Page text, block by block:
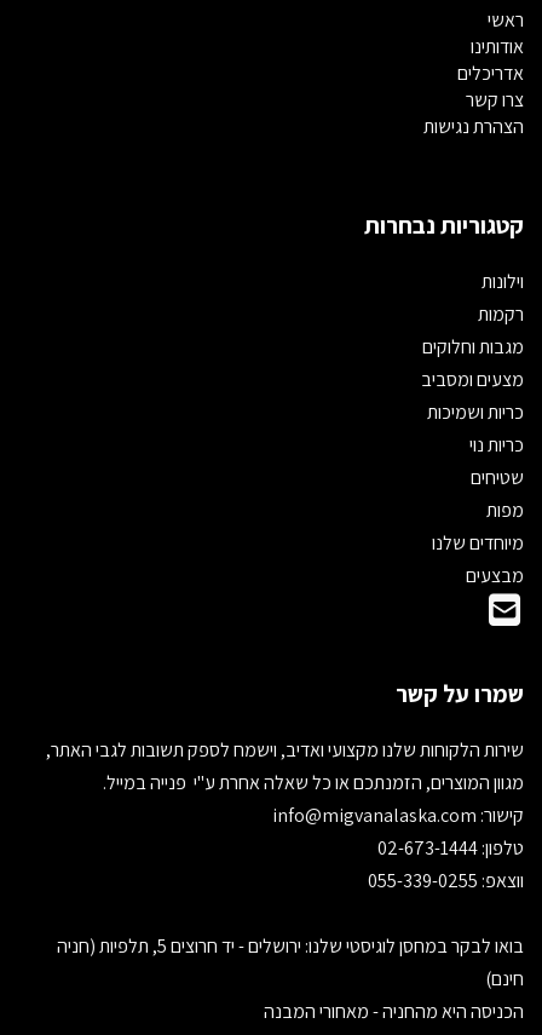
ראשי
אודותינו
אדריכלים
צרו קשר
הצהרת נגישות
קטגוריות נבחרות
וילונות
רקמות
מגבות וחלוקים
מצעים ומסביב
כריות ושמיכות
כריות נוי
שטיחים
מפות
מיוחדים שלנו
מבצעים
שמרו על קשר
שירות הלקוחות שלנו מקצועי ואדיב, וישמח לספק תשובות לגבי האתר,
מגוון המוצרים, הזמנתכם או כל שאלה אחרת ע"י פנייה במייל.
קישור:
טלפון: 02-673-1444
ווצאפ: 055-339-0255
בואו לבקר במחסן לוגיסטי שלנו: ירושלים - יד חרוצים 5, תלפיות (חניה
חינם)
הכניסה היא מהחניה - מאחורי המבנה